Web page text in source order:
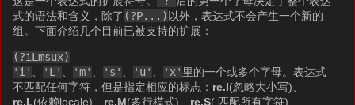
式的语法和含义，除了 (?P...)以外，表达式不会产生一个新的
组。下面介绍几个目前已被支持的扩展：
(?iLmsux)
'i'
'L' 'm' 's' 'u' 'x' 里的一个或多个字母。表达式
不匹配任何字符，但是指定相应的标志： re.I(忽略大小写)、
re.L(依赖locale)、 re.M(多行模式)、 re.S(.匹配所有字符)、